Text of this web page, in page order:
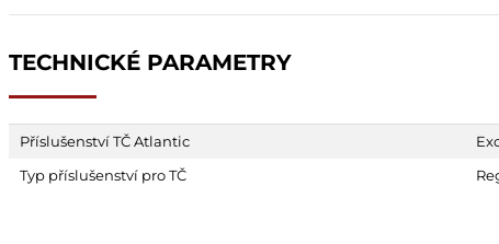
TECHNICKÉ PARAMETRY
Příslušenství TČ Atlantic
Typ příslušenství pro TČ